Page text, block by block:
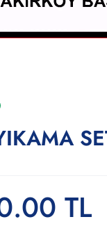
TL